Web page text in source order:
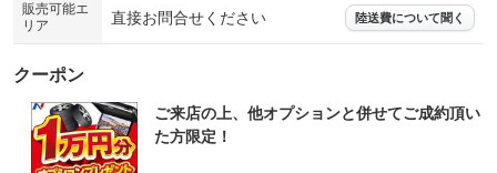
販売可能エ
リア
直接お問合せください 陸送費について聞く
クーポン
ご来店の上、他オプションと併せてご成約頂い
た方限定！